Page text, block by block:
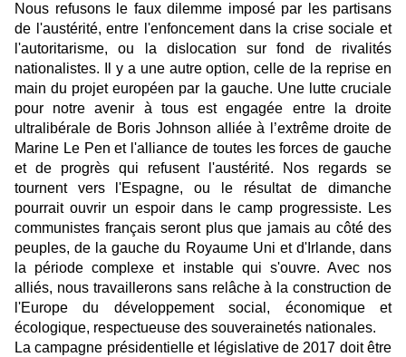
Nous refusons le faux dilemme imposé par les partisans
de l'austérité, entre l'enfoncement dans la crise sociale et
l'autoritarisme, ou la dislocation sur fond de rivalités
nationalistes. Il y a une autre option, celle de la reprise en
main du projet européen par la gauche. Une lutte cruciale
pour notre avenir à tous est engagée entre la droite
ultralibérale de Boris Johnson alliée à l’extrême droite de
Marine Le Pen et l'alliance de toutes les forces de gauche
et de progrès qui refusent l'austérité. Nos regards se
tournent vers l'Espagne, ou le résultat de dimanche
pourrait ouvrir un espoir dans le camp progressiste. Les
communistes français seront plus que jamais au côté des
peuples, de la gauche du Royaume Uni et d'Irlande, dans
la période complexe et instable qui s'ouvre. Avec nos
alliés, nous travaillerons sans relâche à la construction de
l'Europe du développement social, économique et
écologique, respectueuse des souverainetés nationales.
La campagne présidentielle et législative de 2017 doit être